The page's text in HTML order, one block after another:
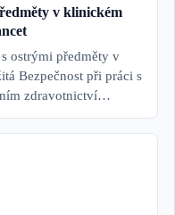
v klinickém
ostrými předměty v
Bezpečnost při práci s
zdravotnictví…